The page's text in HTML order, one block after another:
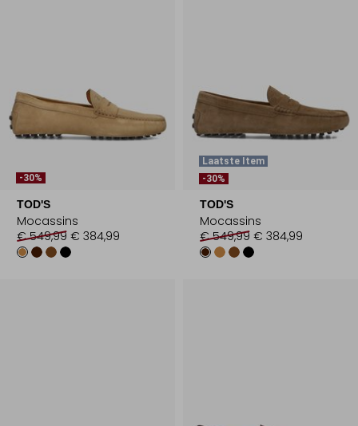
-30%
TOD'S
Mocassins
€ 549,99 € 384,99
Laatste Item
-30%
TOD'S
Mocassins
€ 549,99 € 384,99